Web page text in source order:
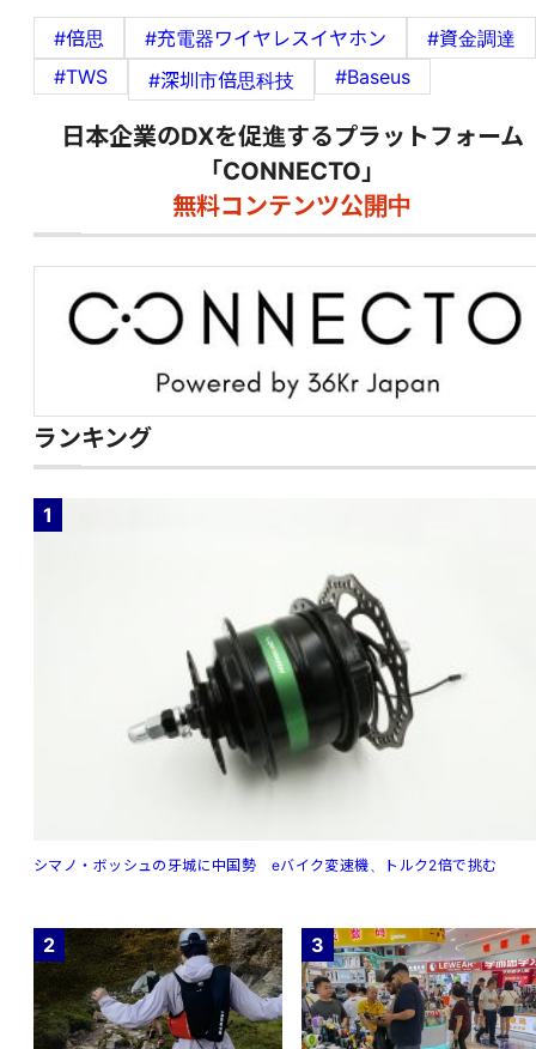
#倍思 #充電器ワイヤレスイヤホン
#資金調達
#TWS
#深圳市倍思科技 #Baseus
日本企業のDXを促進するプラットフォーム
「CONNECTO」
無料コンテンツ公開中
ランキング
1
シマノ・ボッシュの牙城に中国勢 eバイク変速機、トルク2倍で挑む
2 3